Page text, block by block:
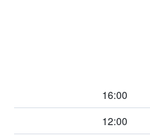
16:00
12:00